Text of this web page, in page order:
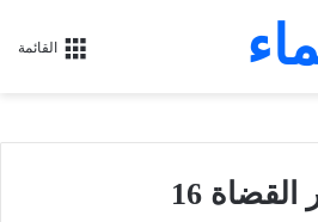
القائمة
16